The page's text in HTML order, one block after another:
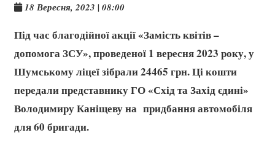
18 Вересня, 2023 | 08:00
Під час благодійної акції «Замість квітів –
допомога ЗСУ», проведеної 1 вересня 2023 року, у
Шумському ліцеї зібрали 24465 грн. Ці кошти
передали представнику ГО «Схід та Захід єдині»
Володимиру Каніщеву на придбання автомобіля
для 60 бригади.